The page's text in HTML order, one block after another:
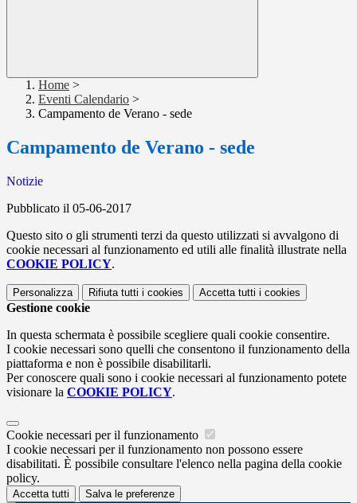
Home >
Eventi Calendario >
Campamento de Verano - sede
Campamento de Verano - sede
Notizie
Pubblicato il 05-06-2017
Questo sito o gli strumenti terzi da questo utilizzati si avvalgono di
cookie necessari al funzionamento ed utili alle finalità illustrate nella
COOKIE POLICY.
Personalizza Rifiuta tutti i cookies Accetta tutti i cookies
Gestione cookie
In questa schermata è possibile scegliere quali cookie consentire.
I cookie necessari sono quelli che consentono il funzionamento della
piattaforma e non è possibile disabilitarli.
Per conoscere quali sono i cookie necessari al funzionamento potete
visionare la COOKIE POLICY.
Cookie necessari per il funzionamento
I cookie necessari per il funzionamento non possono essere
disabilitati. È possibile consultare l'elenco nella pagina della cookie
policy.
Accetta tutti Salva le preferenze